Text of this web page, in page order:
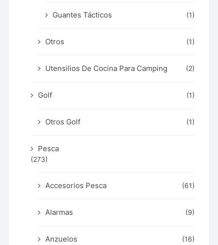
Guantes Tácticos (1)
Otros (1)
Utensilios De Cocina Para Camping (2)
Golf (1)
Otros Golf (1)
Pesca
(273)
Accesorios Pesca (61)
Alarmas (9)
Anzuelos (16)